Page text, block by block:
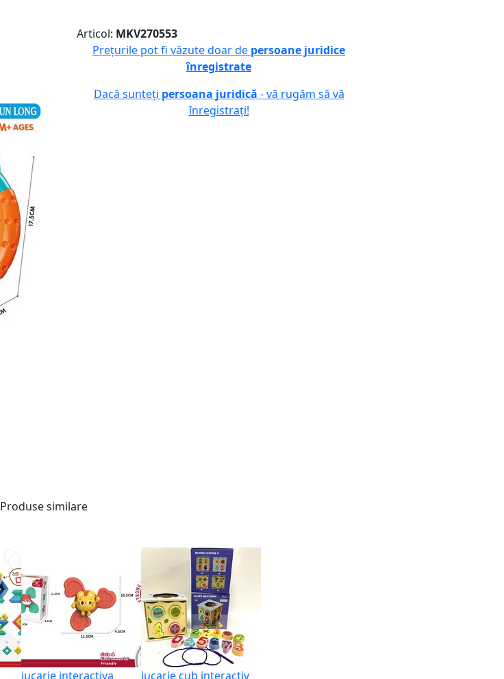
Articol: MKV270553
Prețurile pot fi văzute doar de persoane juridice
înregistrate
Dacă sunteți persoana juridică - vă rugăm să vă
înregistrați!
Produse similare
jucarie interactiva jucarie cub interactiv